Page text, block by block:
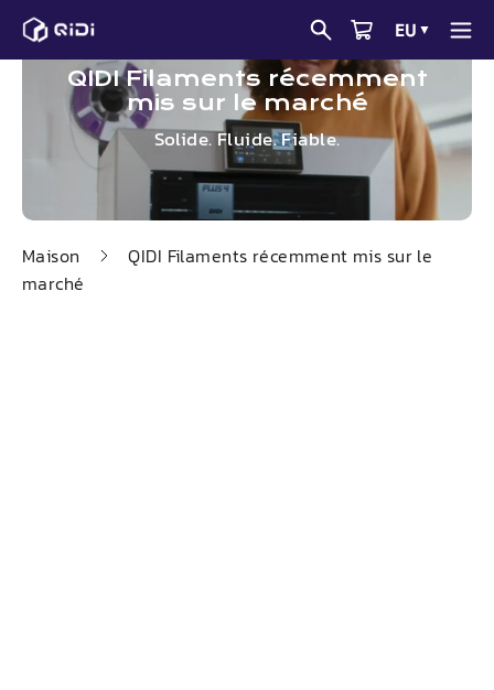
Passer
EU ▼
QIDIFilaments récemment
mis sur le marché
Solide. Fluide. Fiable.
Maison QIDI Filaments récemment mis sur le
marché